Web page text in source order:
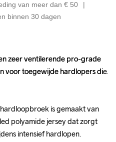
van meer dan € 50
binnen 30 dagen
zeer ventilerende pro-grade
voor toegewijde hardlopers die
is gemaakt van
polyamide jersey dat zorgt
intensief hardlopen.
zeer ventilerende pro-grade
voor toegewijde hardlopers die
is gemaakt van
polyamide jersey dat zorgt
intensief hardlopen.